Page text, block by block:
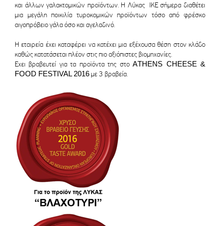
και άλλων γαλακτομικών προϊόντων. Η Λύκας ΙΚΕ σήμερα διαθέτει
μια μεγάλη ποικιλία τυροκομικών προϊόντων τόσο από φρέσκο
αιγοπρόβειο γάλα όσο και αγελαδινό.
Η εταιρεία έχει καταφέρει να κατέχει μια εξέχουσα θέση στον κλάδο
καθώς κατατάσεται πλέον στις πιο αξιόπιστες βιομηχανίες.
Εχει βραβευτεί για τα προϊόντα της στοΑTHENS CHEESE &
FOOD FESTIVAL 2016με 3 βραβεία.